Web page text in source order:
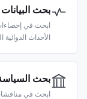
بحث
بحث
ابحث في مناقشات